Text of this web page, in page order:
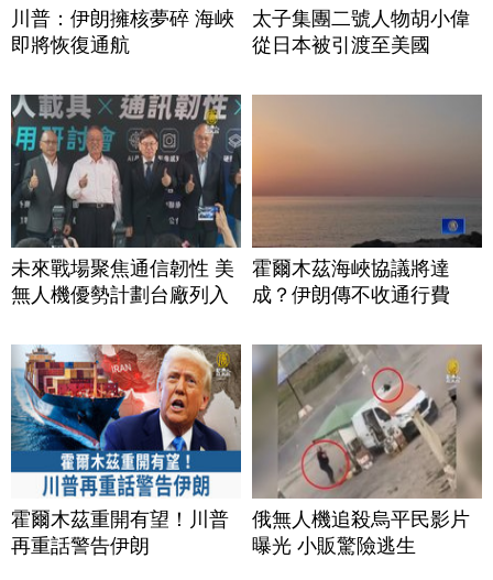
川普：伊朗擁核夢碎 海峽
即將恢復通航
太子集團二號人物胡小偉
從日本被引渡至美國
未來戰場聚焦通信韌性 美
無人機優勢計劃台廠列入
霍爾木茲海峽協議將達
成？伊朗傳不收通行費
霍爾木茲重開有望！川普
再重話警告伊朗
俄無人機追殺烏平民影片
曝光 小販驚險逃生